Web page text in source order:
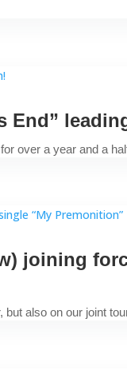
End”
over a year and a
joining
also on our joint